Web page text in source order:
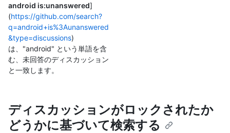
android is:unanswered]
(https://github.com/search?
q=android+is%3Aunanswered
&type=discussions)
は、"android" という単語を含
む、未回答のディスカッション
と一致します。
ディスカッションがロックされたか
どうかに基づいて検索する